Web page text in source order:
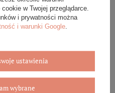
w Twojej przeglądarce.
i prywatności można
i warunki Google
ustawienia
wybrane